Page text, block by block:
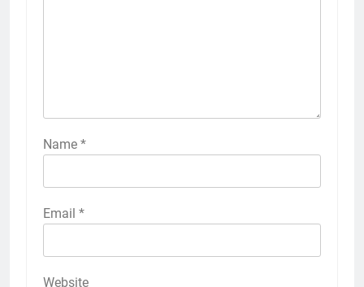
Name *
Email *
Website